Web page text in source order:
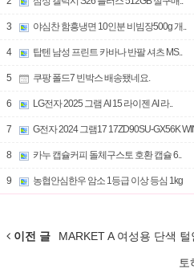
3 야심찬 함흥냉면 10인분 비빔장500g 개..
4 탑텐 남성 프린트 카바나 반팔 셔츠 MS..
5 쿠팡 폴드7 빈박스 배송됐네요.
6 LG전자 2025 그램 AI 15 라이젠 AI 라..
7 G전자 2024 그램17 17ZD90SU-GX56K
8 카누 캡슐커피 돌체구스토 호환 캡슐 6..
9 농협안심한우 암소 1등급 이상 등심 1kg
이전 글 MARKET A 여성용 단색
토